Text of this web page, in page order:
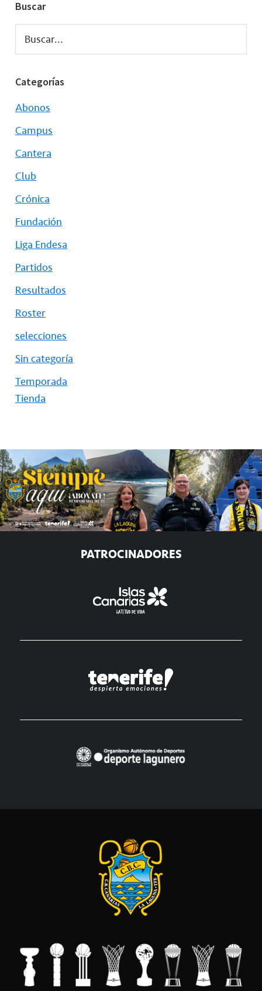
Buscar
Buscar...
Categorías
Abonos
Campus
Cantera
Club
Crónica
Fundación
Liga Endesa
Partidos
Resultados
Roster
selecciones
Sin categoría
Temporada
Tienda
PATROCINADORES